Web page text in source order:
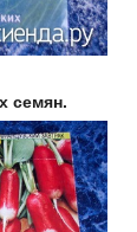
семян.